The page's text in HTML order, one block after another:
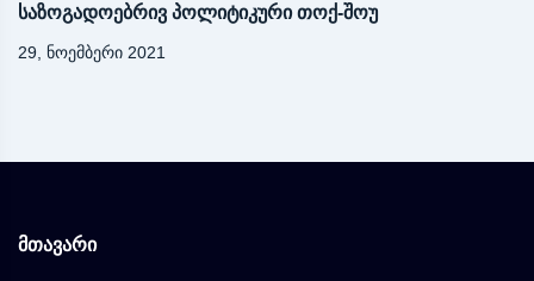
საზოგადოებრივ პოლიტიკური თოქ-შოუ
29, ნოემბერი 2021
მთავარი